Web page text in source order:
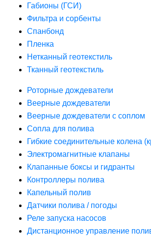
Габионы (ГСИ)
Фильтра и сорбенты
Спанбонд
Пленка
Нетканный геотекстиль
Тканный геотекстиль
Роторные дождеватели
Веерные дождеватели
Веерные дождеватели с соплом
Сопла для полива
Гибкие соединительные колена
Электромагнитные клапаны
Клапанные боксы и гидранты
Контроллеры полива
Капельный полив
Датчики полива / погоды
Реле запуска насосов
Дистанционное управление